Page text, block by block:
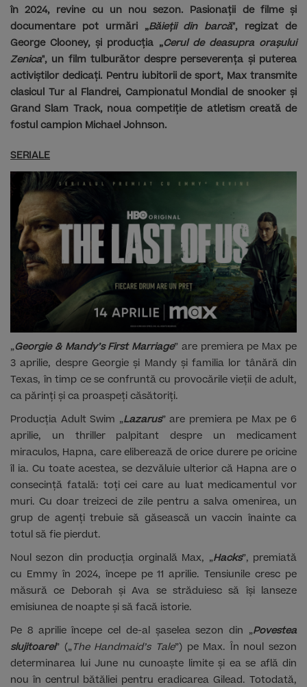
în 2024, revine cu un nou sezon. Pasionații de filme și
documentare pot urmări „Băieții din barcă", regizat de
George Clooney, și producția „Cerul de deasupra orașului
Zenica", un film tulburător despre perseverența și puterea
activiștilor dedicați. Pentru iubitorii de sport, Max transmite
clasicul Tur al Flandrei, Campionatul Mondial de snooker și
Grand Slam Track, noua competiție de atletism creată de
fostul campion Michael Johnson.
SERIALE
„Georgie & Mandy’s First Marriage” are premiera pe Max pe
3 aprilie, despre Georgie și Mandy și familia lor tânără din
Texas, în timp ce se confruntă cu provocările vieții de adult,
ca părinți și ca proaspeți căsătoriți.
Producția Adult Swim „Lazarus” are premiera pe Max pe 6
aprilie, un thriller palpitant despre un medicament
miraculos, Hapna, care eliberează de orice durere pe oricine
îl ia. Cu toate acestea, se dezvăluie ulterior că Hapna are o
consecință fatală: toți cei care au luat medicamentul vor
muri. Cu doar treizeci de zile pentru a salva omenirea, un
grup de agenți trebuie să găsească un vaccin înainte ca
totul să fie pierdut.
Noul sezon din producția orginală Max, „Hacks”, premiată
cu Emmy în 2024, începe pe 11 aprilie. Tensiunile cresc pe
măsură ce Deborah și Ava se străduiesc să își lanseze
emisiunea de noapte și să facă istorie.
Pe 8 aprilie începe cel de-al șaselea sezon din „Povestea
slujitoarei” („The Handmaid’s Tale”) pe Max. În noul sezon
determinarea lui June nu cunoaște limite și ea se află din
nou în centrul bătăliei pentru eradicarea Gilead. Totodată,